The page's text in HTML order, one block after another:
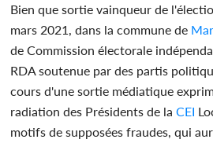
Bien que sortie vainqueur de
mars 2021, dans la commune de
de Commission électorale
RDA soutenue par des partis
cours d'une sortie médiatique
radiation des Présidents de laCEI
motifs de supposées fraudes, qui